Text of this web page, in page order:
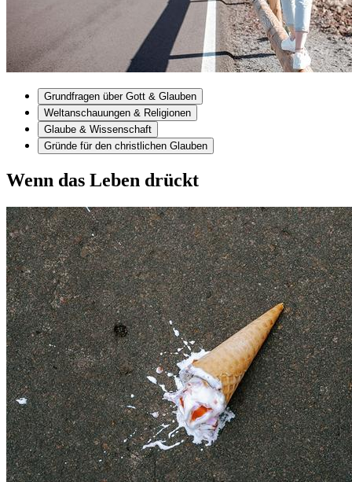
Grundfragen über Gott & Glauben
Weltanschauungen & Religionen
Glaube & Wissenschaft
Gründe für den christlichen Glauben
Wenn das Leben drückt